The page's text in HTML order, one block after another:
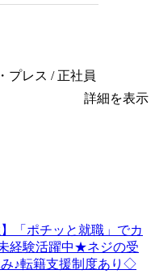
プレス / 正社員
詳細を表示